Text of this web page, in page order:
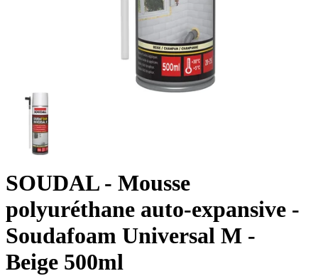
SOUDAL- Mousse
polyuréthane auto-expansive -
Soudafoam Universal M -
Beige 500ml